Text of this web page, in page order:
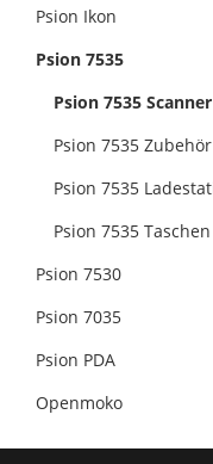
Psion Ikon
Psion 7535
Psion 7535 Scanner
Psion 7535 Zubehör
Psion 7535
Psion 7535 Taschen
Psion 7530
Psion 7035
Psion PDA
Openmoko